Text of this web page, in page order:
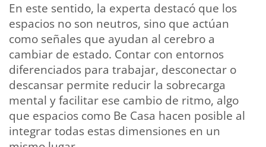
En este sentido, la experta destacó que los
espacios no son neutros, sino que actúan
como señales que ayudan al cerebro a
cambiar de estado. Contar con entornos
diferenciados para trabajar, desconectar o
descansar permite reducir la sobrecarga
mental y facilitar ese cambio de ritmo, algo
que espacios como Be Casa hacen posible al
integrar todas estas dimensiones en un